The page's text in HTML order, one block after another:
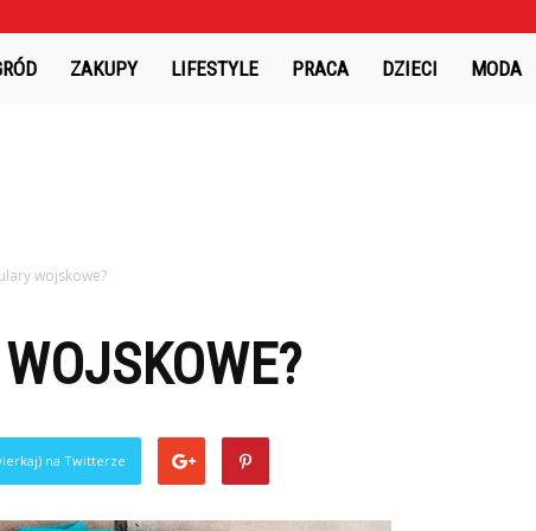
ZAKUPY LIFESTYLE PRACA DZIECI MODA
wojskowe?
na Twitterze